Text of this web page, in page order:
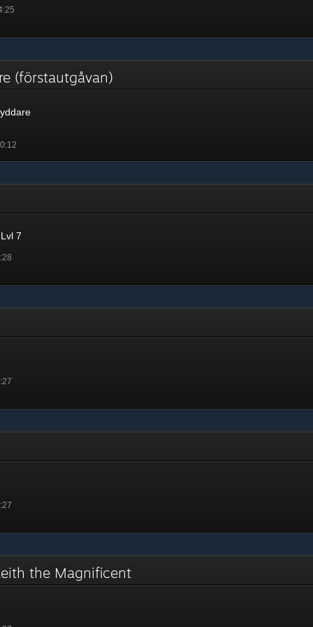
(förstautgåvan)
7
the Magnificent